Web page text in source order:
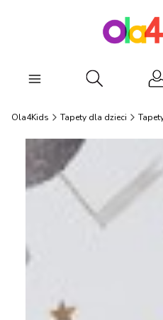
Otwórz
Ola4Kids Tapety dla dzieci